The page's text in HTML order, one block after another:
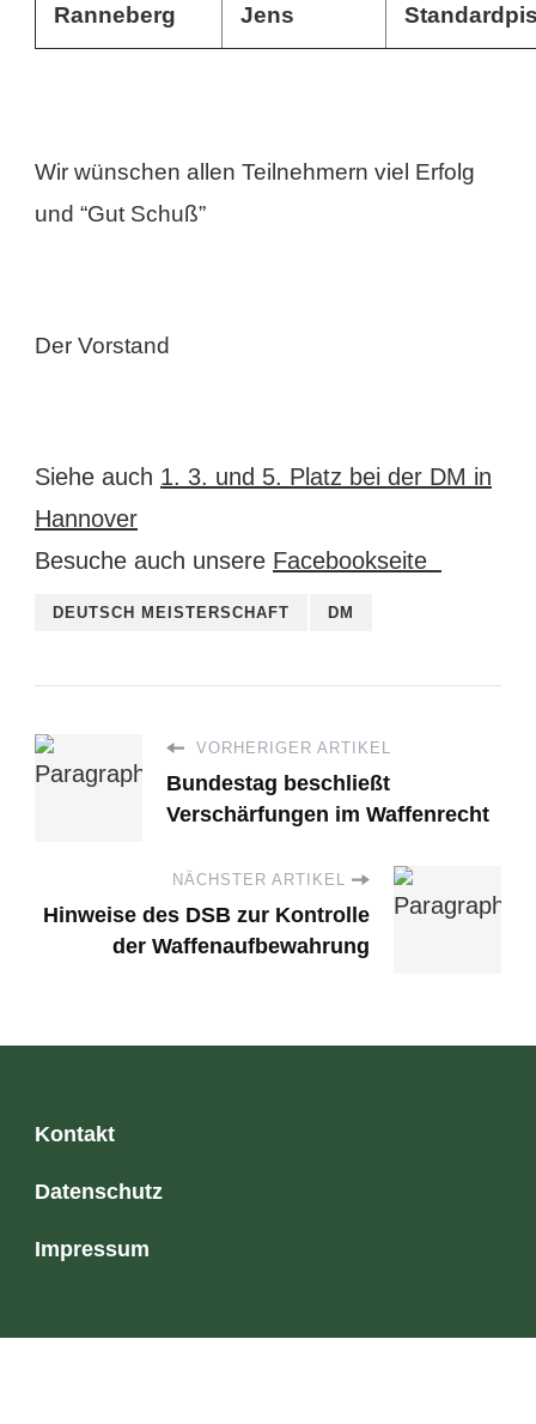
Ranneberg Jens
Wir wünschen allen Teilnehmern viel Erfolg
und “Gut Schuß”
Der Vorstand
Siehe auch 1. 3. und 5. Platz bei der DM in
Hannover
Besuche auch unsere Facebookseite
DEUTSCH MEISTERSCHAFT DM
VORHERIGER ARTIKEL
Bundestag beschließt
Verschärfungen im Waffenrecht
NÄCHSTER ARTIKEL
Hinweise des DSB zur Kontrolle
der Waffenaufbewahrung
Kontakt
Datenschutz
Impressum